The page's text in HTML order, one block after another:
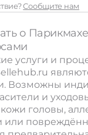
Сообщите нам
о
услуги и
Возможны
и
головы,
или